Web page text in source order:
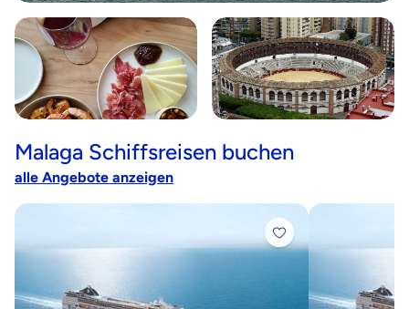
Malaga Schiffsreisen buchen
alle Angebote anzeigen